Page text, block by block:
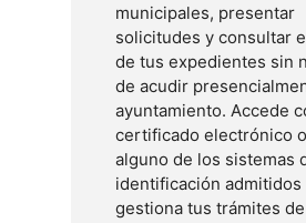
municipales, presentar
solicitudes y consultar
de tus expedientes sin
de acudir
ayuntamiento. Accede
certificado electrónico
alguno de los sistemas
identificación admitidos
gestiona tus trámites